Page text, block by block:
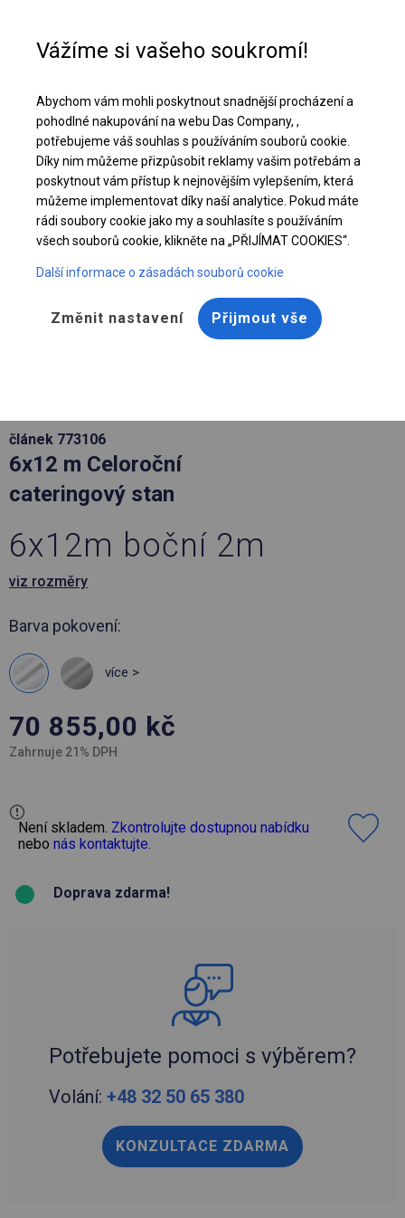
Stáhněte si nabídku PDF
článek 773106
6x12 m Celoroční
cateringový stan
6x12m boční 2m
viz rozměry
Barva pokovení:
více >
70 855,00 kč
Zahrnuje 21% DPH
Není skladem. Zkontrolujte dostupnou nabídku
nebo nás kontaktujte.
Doprava zdarma!
Potřebujete pomoci s výběrem?
Volání: +48 32 50 65 380
KONZULTACE ZDARMA
Vážíme si vašeho soukromí!
Abychom vám mohli poskytnout snadnější procházení a
pohodlné nakupování na webu Das Company, ,
potřebujeme váš souhlas s používáním souborů cookie.
Díky nim můžeme přizpůsobit reklamy vašim potřebám a
poskytnout vám přístup k nejnovějším vylepšením, která
můžeme implementovat díky naší analytice. Pokud máte
rádi soubory cookie jako my a souhlasíte s používáním
všech souborů cookie, klikněte na „PŘIJÍMAT COOKIES“.
Další informace o zásadách souborů cookie
Změnit nastavení Přijmout vše